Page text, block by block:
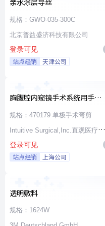
规格：GWO-035-300C
北京普益盛济科技有限公司
登录可见
站点经销 天津公司
胸腹腔内窥镜手术系统用手术
器械
规格：470179 单极手术弯剪
Intuitive Surgical,Inc.直观医疗公
司
登录可见
站点经销 上海公司
透明敷料
规格：1624W